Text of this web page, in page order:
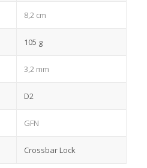
8,2 cm
105 g
3,2 mm
D2
GFN
Crossbar Lock